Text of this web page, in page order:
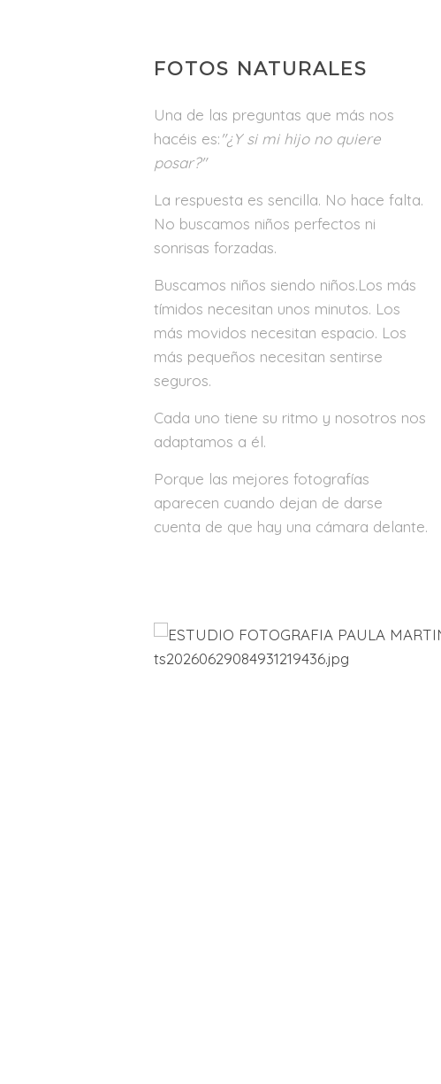
FOTOS NATURALES
Una de las preguntas que más nos
hacéis es:"¿Y si mi hijo no quiere
posar?"
La respuesta es sencilla. No hace falta.
No buscamos niños perfectos ni
sonrisas forzadas.
Buscamos niños siendo niños.Los más
tímidos necesitan unos minutos. Los
más movidos necesitan espacio. Los
más pequeños necesitan sentirse
seguros.
Cada uno tiene su ritmo y nosotros nos
adaptamos a él.
Porque las mejores fotografías
aparecen cuando dejan de darse
cuenta de que hay una cámara delante.